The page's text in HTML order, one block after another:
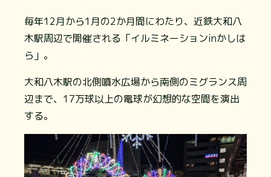
毎年12月から1月の2か月間にわたり、近鉄大和八
木駅周辺で開催される「イルミネーションinかしは
ら」。
大和八木駅の北側噴水広場から南側のミグランス周
辺まで、17万球以上の電球が幻想的な空間を演出
する。